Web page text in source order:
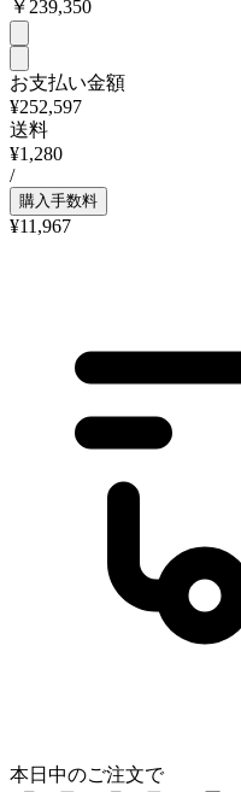
￥ 239,350
お支払い金額
¥252,597
送料
¥1,280
/
購入手数料
¥11,967
本日中のご注文で